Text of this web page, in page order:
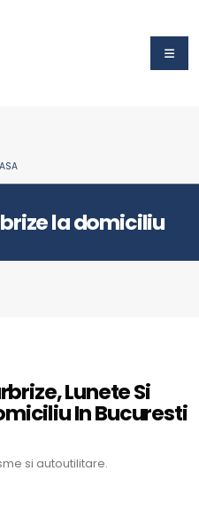
la domiciliu
Lunete Si
In Bucuresti
si autoutilitare.